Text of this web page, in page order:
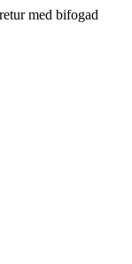
med bifogad